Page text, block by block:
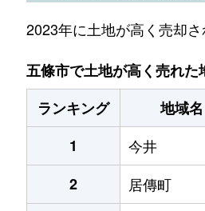
2023年に土地が高く売却さ
五條市で土地が高く売れた
ランキング
地域名
1
今井
2
居傳町